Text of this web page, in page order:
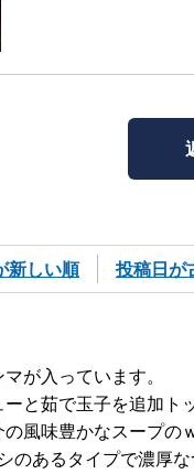
新しい順 投稿日が
が入っています。
と茹で玉子を追加ト
風味豊かなスープの
のあるタイプで濃厚